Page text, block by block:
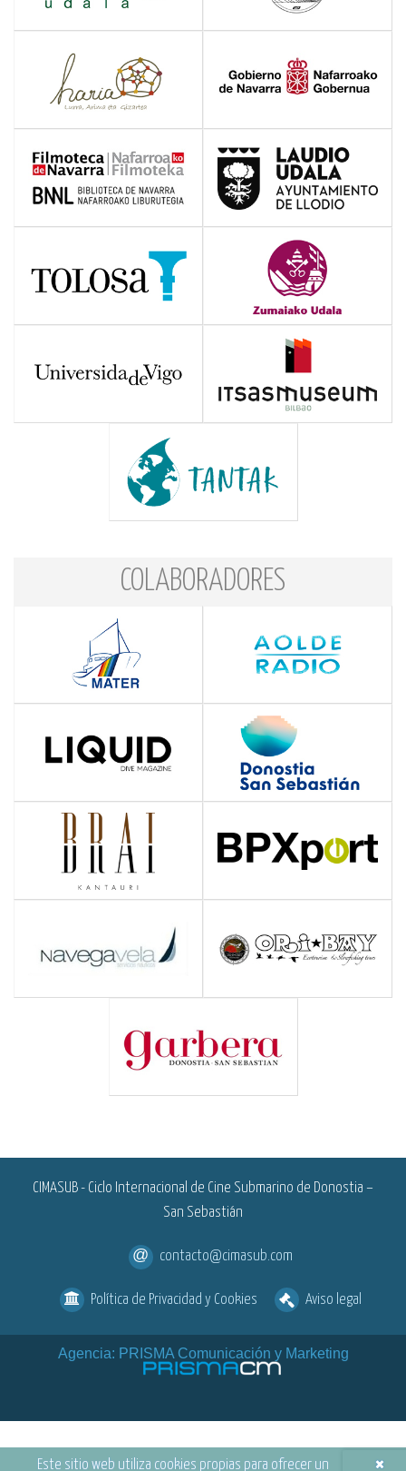
×
Este sitio web utiliza cookies propias para ofrecer un
COLABORADORES
CIMASUB - Ciclo Internacional de Cine Submarino de Donostia –
San Sebastián
contacto@cimasub.com
Política de Privacidad y Cookies Aviso legal
Agencia: PRISMA Comunicación y Marketing